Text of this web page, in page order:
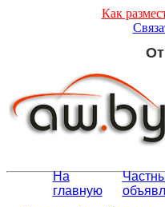
Как
На
главную